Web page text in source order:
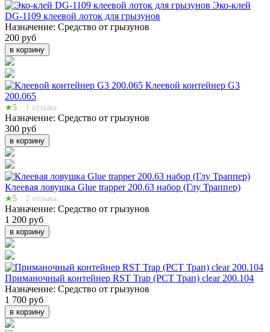
Эко-клей
DG-1109 клеевой лоток для грызунов
Назначение: Средство от грызунов
200 руб
в корзину
Клеевой контейнер G3
200.065
★5 1 отзыва
Назначение: Средство от грызунов
300 руб
в корзину
Клеевая ловушка Glue trapper 200.63 набор (Глу Траппер)
★5 2 отзыва
Назначение: Средство от грызунов
1 200 руб
в корзину
Приманочный контейнер RST Trap (РСТ Трап) clear 200.104
Назначение: Средство от грызунов
1 700 руб
в корзину